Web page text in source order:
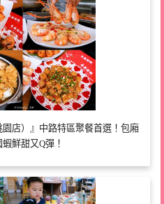
店）』中路特區聚餐首選！包廂
鮮甜又Q彈！